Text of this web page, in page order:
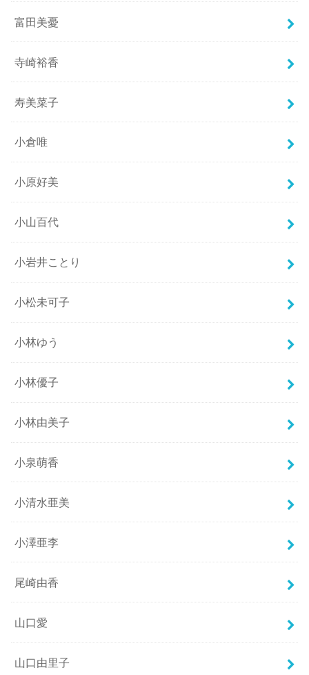
富田美憂
寺崎裕香
寿美菜子
小倉唯
小原好美
小山百代
小岩井ことり
小松未可子
小林ゆう
小林優子
小林由美子
小泉萌香
小清水亜美
小澤亜李
尾崎由香
山口愛
山口由里子